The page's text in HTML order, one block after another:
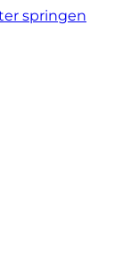
springen